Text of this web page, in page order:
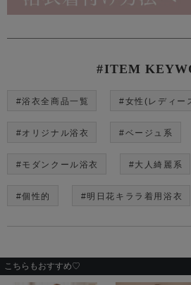
#ITEM
#浴衣全商品一覧 #女性(レディー
#オリジナル浴衣 #ベージュ系
#モダンクール浴衣 #大人綺麗系
#個性的 #明日花キララ着用浴衣
こちらもおすすめ♡